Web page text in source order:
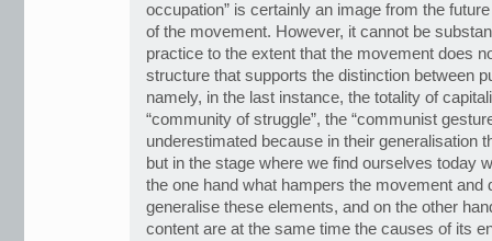
occupation” is certainly an image from the
of the movement. However, it cannot be
practice to the extent that the movement does
structure that supports the distinction between
namely, in the last instance, the totality of
“community of struggle”, the “communist
underestimated because in their generalisation
but in the stage where we find ourselves today
the one hand what hampers the movement and
generalise these elements, and on the other
content are at the same time the causes of its